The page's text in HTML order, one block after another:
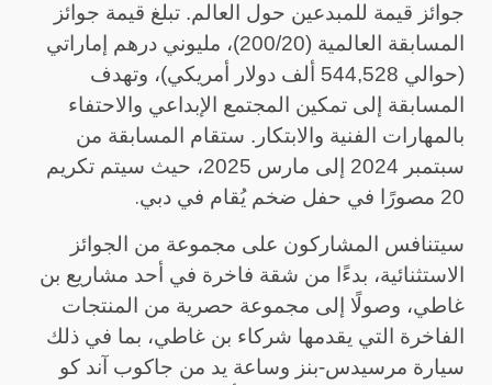
جوائز قيمة للمبدعين حول العالم. تبلغ قيمة جوائز
المسابقة العالمية (200/20)، مليوني درهم إماراتي
(حوالي 544,528 ألف دولار أمريكي)، وتهدف
المسابقة إلى تمكين المجتمع الإبداعي والاحتفاء
بالمهارات الفنية والابتكار. ستقام المسابقة من
سبتمبر 2024 إلى مارس 2025، حيث سيتم تكريم
20 مصورًا في حفل ضخم يُقام في دبي
.
سيتنافس المشاركون على مجموعة من الجوائز
الاستثنائية، بدءًا من شقة فاخرة في أحد مشاريع بن
غاطي، وصولًا إلى مجموعة حصرية من المنتجات
الفاخرة التي يقدمها شركاء بن غاطي، بما في ذلك
سيارة مرسيدس-بنز وساعة يد من جاكوب آند كو